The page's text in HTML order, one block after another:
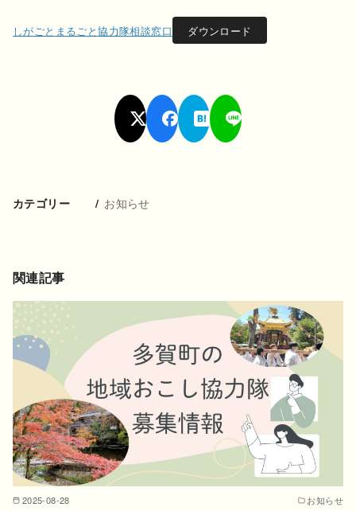
しがごとまるごと協力隊相談窓口 ダウンロード
カテゴリー お知らせ
関連記事
2025-08-28 お知らせ